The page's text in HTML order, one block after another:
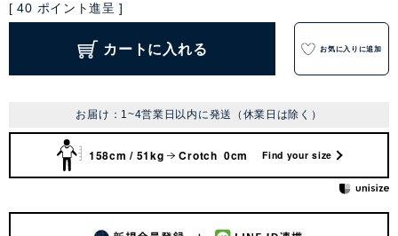
[ 40 ポイント進呈 ]
カートに入れる お気に入りに追加
お届け：1~4営業日以内に発送（休業日は除く）
158cm / 51kg Crotch 0cm Find your size